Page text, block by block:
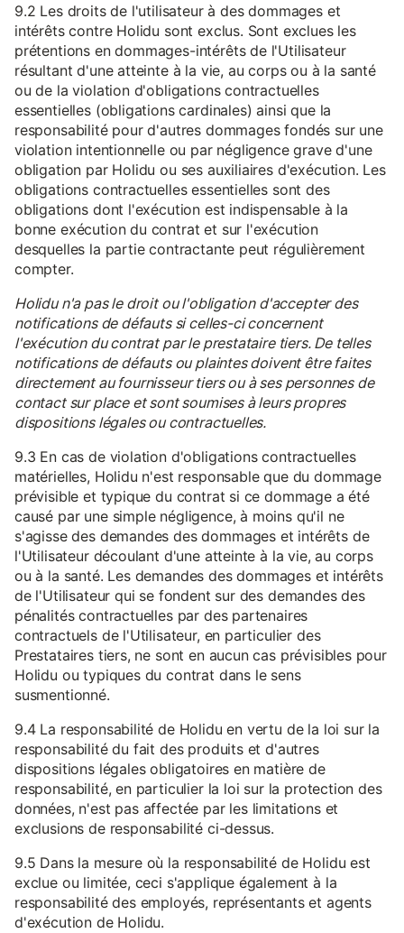
9.2 Les droits de l'utilisateur à des dommages et
intérêts contre Holidu sont exclus. Sont exclues les
prétentions en dommages-intérêts de l'Utilisateur
résultant d'une atteinte à la vie, au corps ou à la santé
ou de la violation d'obligations contractuelles
essentielles (obligations cardinales) ainsi que la
responsabilité pour d'autres dommages fondés sur une
violation intentionnelle ou par négligence grave d'une
obligation par Holidu ou ses auxiliaires d'exécution. Les
obligations contractuelles essentielles sont des
obligations dont l'exécution est indispensable à la
bonne exécution du contrat et sur l'exécution
desquelles la partie contractante peut régulièrement
compter.
Holidu n'a pas le droit ou l'obligation d'accepter des
notifications de défauts si celles-ci concernent
l'exécution du contrat par le prestataire tiers. De telles
notifications de défauts ou plaintes doivent être faites
directement au fournisseur tiers ou à ses personnes de
contact sur place et sont soumises à leurs propres
dispositions légales ou contractuelles.
9.3 En cas de violation d'obligations contractuelles
matérielles, Holidu n'est responsable que du dommage
prévisible et typique du contrat si ce dommage a été
causé par une simple négligence, à moins qu'il ne
s'agisse des demandes des dommages et intérêts de
l'Utilisateur découlant d'une atteinte à la vie, au corps
ou à la santé. Les demandes des dommages et intérêts
de l'Utilisateur qui se fondent sur des demandes des
pénalités contractuelles par des partenaires
contractuels de l'Utilisateur, en particulier des
Prestataires tiers, ne sont en aucun cas prévisibles pour
Holidu ou typiques du contrat dans le sens
susmentionné.
9.4 La responsabilité de Holidu en vertu de la loi sur la
responsabilité du fait des produits et d'autres
dispositions légales obligatoires en matière de
responsabilité, en particulier la loi sur la protection des
données, n'est pas affectée par les limitations et
exclusions de responsabilité ci-dessus.
9.5 Dans la mesure où la responsabilité de Holidu est
exclue ou limitée, ceci s'applique également à la
responsabilité des employés, représentants et agents
d'exécution de Holidu.